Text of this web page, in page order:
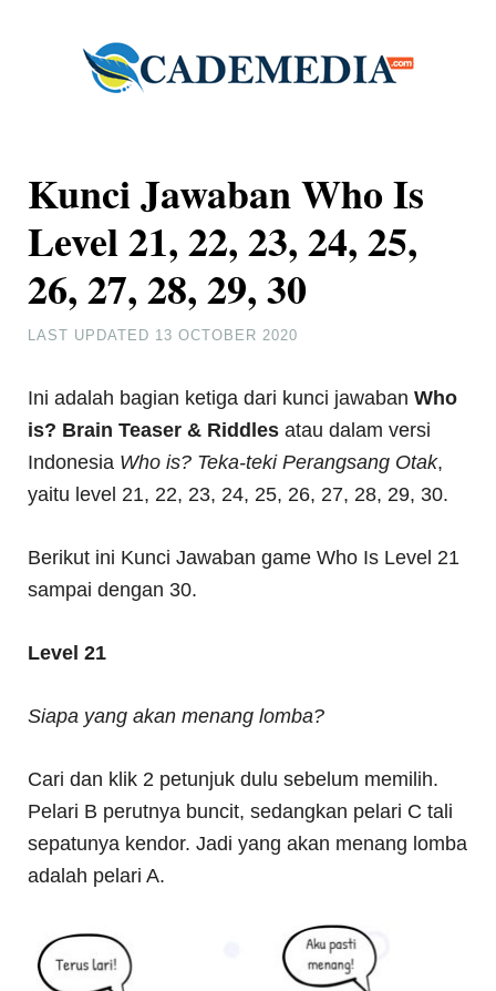
Kunci Jawaban Who Is
Level 21, 22, 23, 24, 25,
26, 27, 28, 29, 30
LAST UPDATED 13 OCTOBER 2020
Ini adalah bagian ketiga dari kunci jawabanWho
is? Brain Teaser & Riddles atau dalam versi
Indonesia Who is? Teka-teki Perangsang Otak,
yaitu level 21, 22, 23, 24, 25, 26, 27, 28, 29, 30.
Berikut ini Kunci Jawaban game Who Is Level 21
sampai dengan 30.
Level 21
Siapa yang akan menang lomba?
Cari dan klik 2 petunjuk dulu sebelum memilih.
Pelari B perutnya buncit, sedangkan pelari C tali
sepatunya kendor. Jadi yang akan menang lomba
adalah pelari A.